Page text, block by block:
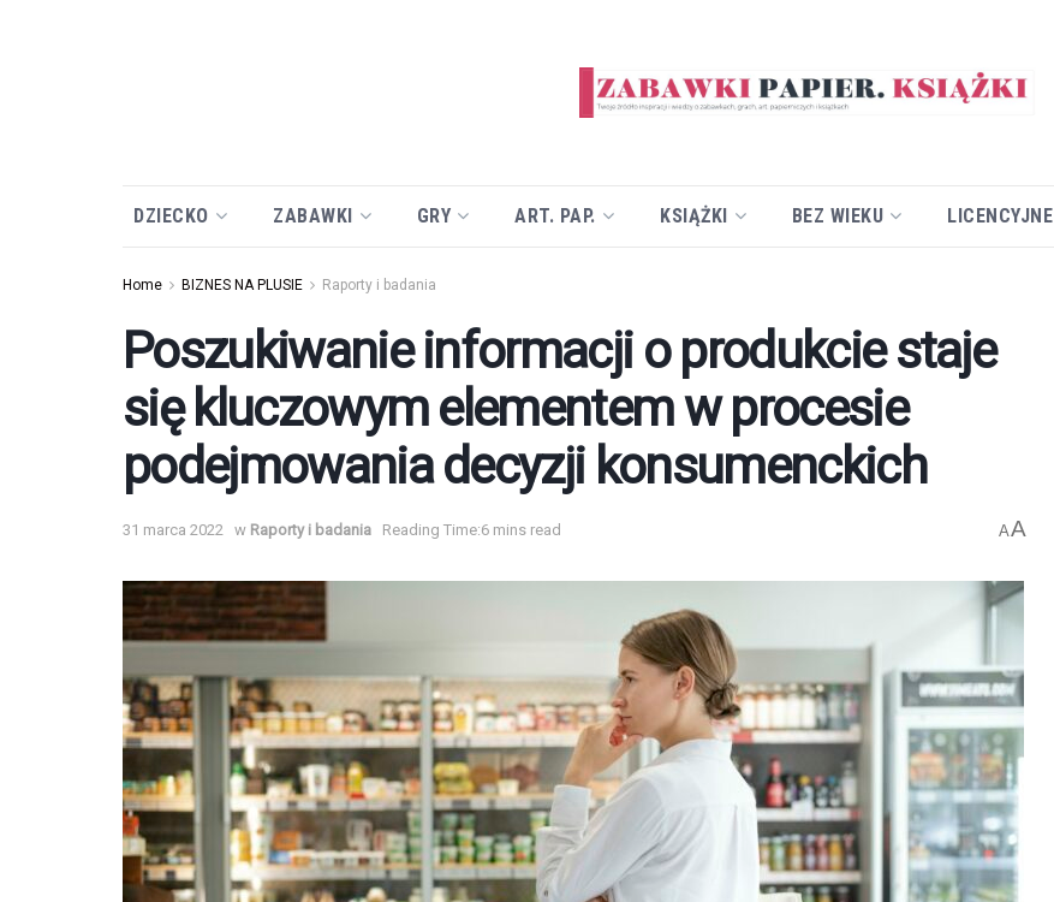
DZIECKO ZABAWKI GRY ART. PAP. KSIĄŻKI BEZ WIEKU LICENCYJNE
Home BIZNES NA PLUSIE Raporty i badania
Poszukiwanie informacji o produkcie staje
się kluczowym elementem w procesie
podejmowania decyzji konsumenckich
31 marca 2022 w Raporty i badania Reading Time:6 mins read AA